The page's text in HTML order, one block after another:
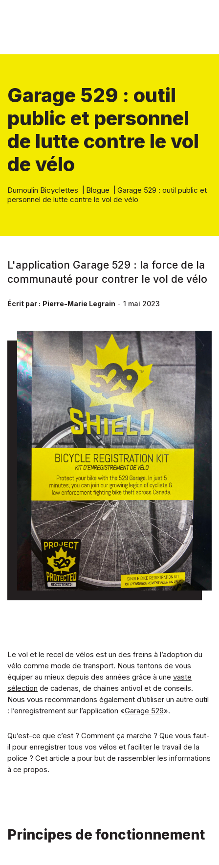
Garage 529 : outil
public et personnel
de lutte contre le vol
de vélo
Dumoulin Bicyclettes Blogue
Garage 529 : outil public et
personnel de lutte contre le vol de vélo
L'application Garage 529 : la force de la
communauté pour contrer le vol de vélo
Écrit par : Pierre-Marie Legrain - 1 mai 2023
Le vol et le recel de vélos est un des freins à l’adoption du
vélo comme mode de transport. Nous tentons de vous
équiper au mieux depuis des années grâce à une vaste
sélection de cadenas, de chaines antivol et de conseils.
Nous vous recommandons également d’utiliser un autre outil
: l’enregistrement sur l’application «Garage 529».
Qu’est-ce que c’est ? Comment ça marche ? Que vous faut-
il pour enregistrer tous vos vélos et faciliter le travail de la
police ? Cet article a pour but de rassembler les informations
à ce propos.
Principes de fonctionnement